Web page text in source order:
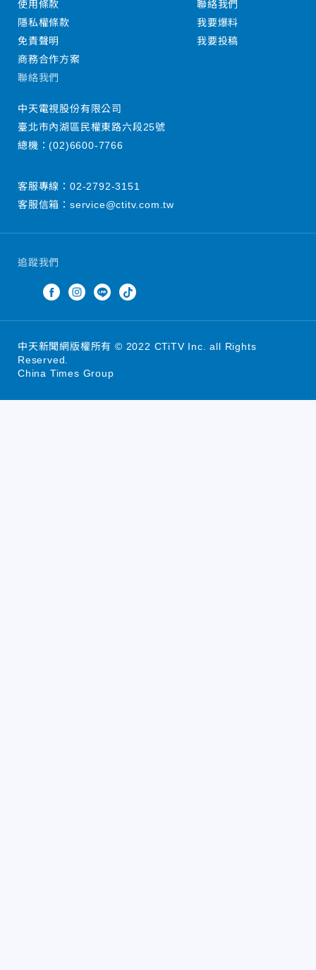
追蹤我們
使用條款
隱私權條款
免責聲明
商務合作方案
聯絡我們
我要爆料
我要投稿
聯絡我們
中天電視股份有限公司
臺北市內湖區民權東路六段25號
總機：(02)6600-7766
客服專線： 02-2792-3151
客服信箱： service@ctitv.com.tw
中天新聞網版權所有 © 2022 CTiTV Inc. all Rights
Reserved.
China Times Group